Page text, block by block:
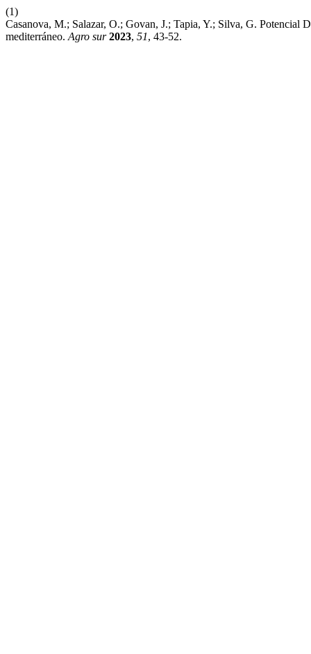
(1)
Casanova, M.; Salazar, O.; Govan, J.; Tapia, Y.; Silva, G. Potencial
mediterráneo. Agro sur 2023, 51, 43-52.